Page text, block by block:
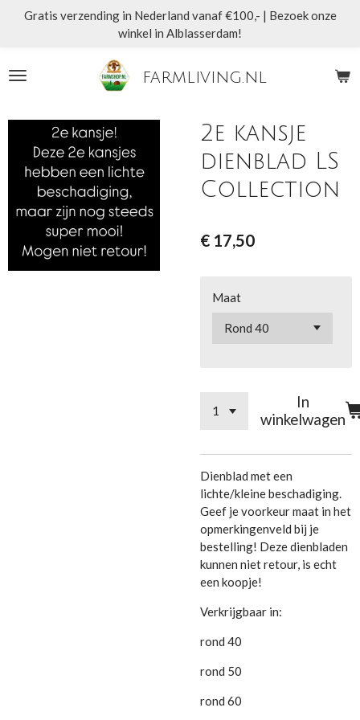
de
farmliving.nl
Gratis verzending in Nederland vanaf €100,- | Bezoek onze
winkel in Alblasserdam!
2e kansje
dienblad LS
Collection
€ 17,50
Maat
In
winkelwagen
Dienblad met een
lichte/kleine beschadiging.
Geef je voorkeur maat in het
opmerkingenveld bij je
bestelling! Deze dienbladen
kunnen niet retour, is echt
een koopje!
Verkrijgbaar in:
rond 40
rond 50
rond 60